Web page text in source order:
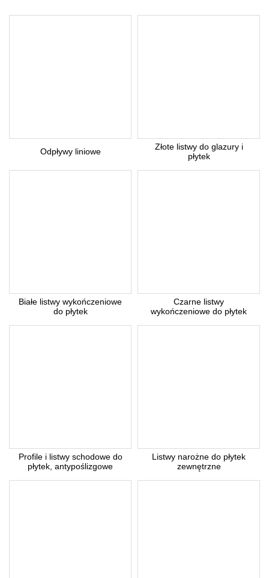
Odpływy liniowe
Złote listwy do glazury i
płytek
Białe listwy wykończeniowe
do płytek
Czarne listwy
wykończeniowe do płytek
Profile i listwy schodowe do
płytek, antypoślizgowe
Listwy narożne do płytek
zewnętrzne
Odpowiedź wyślemy na podany adres e-mail.